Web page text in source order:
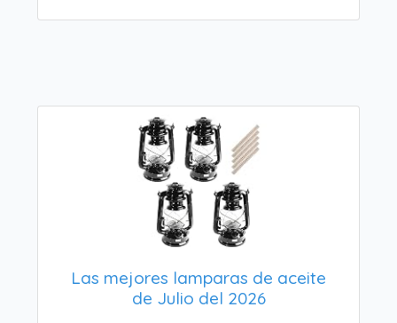
Las mejores lamparas de aceite
de Julio del 2026